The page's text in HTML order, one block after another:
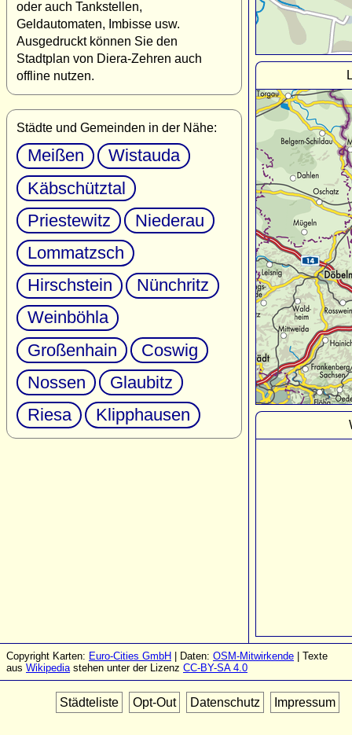
oder auch Tankstellen,
Geldautomaten, Imbisse usw.
Ausgedruckt können Sie den
Stadtplan von Diera-Zehren auch
offline nutzen.
Städte und Gemeinden in der Nähe:
Meißen
Wistauda
Käbschütztal
Priestewitz
Niederau
Lommatzsch
Hirschstein
Nünchritz
Weinböhla
Großenhain
Coswig
Nossen
Glaubitz
Riesa
Klipphausen
Copyright Karten: Euro-Cities GmbH | Daten: OSM-Mitwirkende | Texte
aus Wikipediastehen unter der Lizenz CC-BY-SA 4.0
Städteliste Opt-Out Datenschutz Impressum